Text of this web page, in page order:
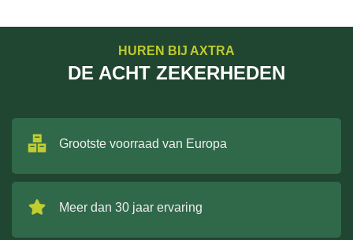
HUREN BIJ AXTRA
DE ACHT ZEKERHEDEN
Grootste voorraad van Europa
Meer dan 30 jaar ervaring